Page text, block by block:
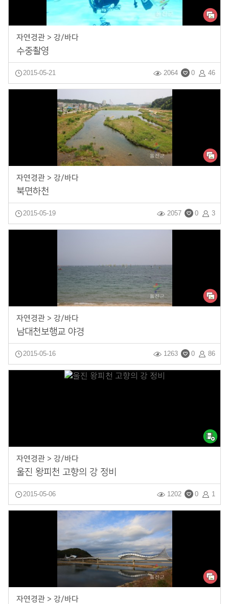
자연경관 > 강/바다
수중촬영
2015-05-21 46
0
2064
자연경관 > 강/바다
북면하천
2015-05-19 3
0
2057
자연경관 > 강/바다
남대천보행교 야경
2015-05-16 86
0
1263
자연경관 > 강/바다
울진 왕피천 고향의 강 정비
2015-05-06 1
0
1202
자연경관 > 강/바다